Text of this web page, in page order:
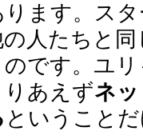
ます。ス
の人たちと
です。ユ
あえずネ
ということ